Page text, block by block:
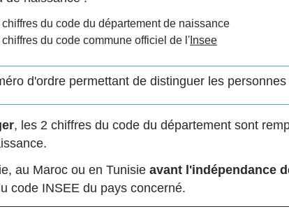
chiffres du code du département de naissance
chiffres du code commune officiel de l' Insee
d'ordre permettant de distinguer les
, les 2 chiffres du code du département sont
au Maroc ou en Tunisie avant l'indépendance
code INSEE du pays concerné.